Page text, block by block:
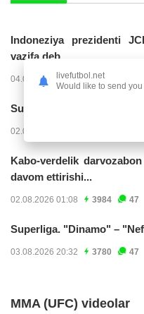
Indoneziya prezidenti
vazifa deb...
04.08.2026 02:11 14286
Superliga. “Buxoro” -
02.08.2026 03:08
Kabo-verdelik
davom ettirishi...
02.08.2026 01:08 3984 47
Superliga. "Dinamo" –
03.08.2026 20:32 3780 47
MMA (UFC) videolar
livefutbol.net
Would like to send